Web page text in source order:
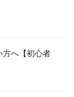
方へ【初心者